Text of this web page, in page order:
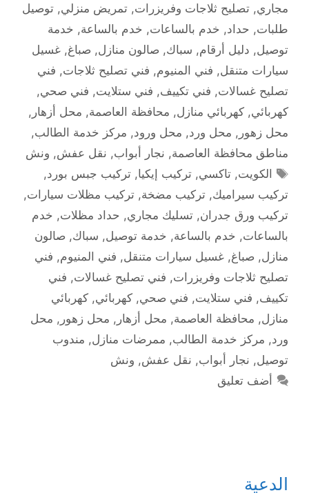
مجاري, تصليح ثلاجات وفريزرات, تمريض منزلي, توصيل
طلبات, حداد, خدم بالساعات, خدم بالساعة, خدمة
توصيل, دليل أرقام, سباك, صالون منازل, صباغ, غسيل
سيارات متنقل, فني المنيوم, فني تصليح ثلاجات, فني
تصليح غسالات, فني تكييف, فني ستلايت, فني صحي,
كهربائي, كهربائي منازل, محافظة العاصمة, محل أزهار ,
محل زهور , محل ورد, محل ورود, مركز خدمة الطالب,
مناطق محافظة العاصمة, نجار أبواب, نقل عفش, ونش
الوسوم
الكويت,تاكسي,تركيب إيكيا,تركيب جبس بورد,
تركيب سيراميك, تركيب مضخة, تركيب مظلات سيارات,
تركيب ورق جدران, تسليك مجاري, حداد مظلات, خدم
بالساعات, خدم بالساعة, خدمة توصيل, سباك, صالون
منازل, صباغ, غسيل سيارات متنقل, فني المنيوم, فني
تصليح ثلاجات وفريزرات, فني تصليح غسالات, فني
تكييف, فني ستلايت, فني صحي, كهربائي, كهربائي
منازل, محافظة العاصمة, محل أزهار , محل زهور , محل
ورد, مركز خدمة الطالب, ممرضات منازل, مندوب
توصيل, نجار أبواب, نقل عفش, ونش
أضف تعليق
الدعية